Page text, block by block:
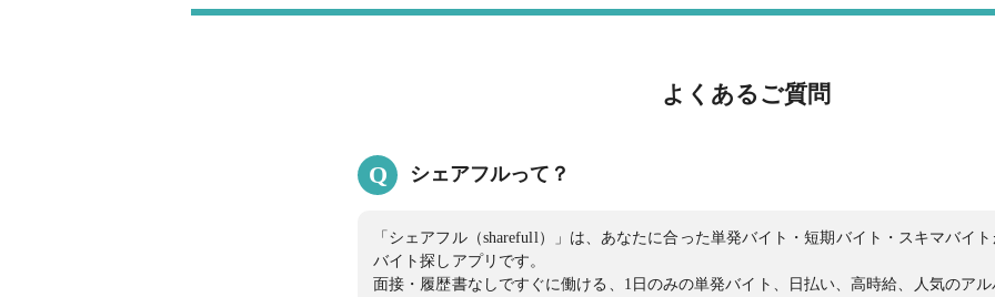
よくあるご質問
Q シェアフルって？
「シェアフル（sharefull）」は、あなたに合った単発バイト・短期バイト・スキマバイ
バイト探しアプリです。
面接・履歴書なしですぐに働ける、1日のみの単発バイト、日払い、高時給、人気のア